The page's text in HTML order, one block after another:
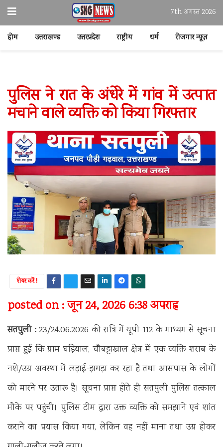
7th अगस्त 2026
होम उत्तराखण्ड उत्तरप्रदेश राष्ट्रीय धर्म रोजगार न्यूज़
पुलिस ने रात के अंधेरे में गांव में उत्पात
मचाने वाले व्यक्ति को किया गिरफ्तार
शेयर करें !
posted on : जून 24, 2026 6:38 अपराह्न
सतपुली :23/24.06.2026 की रात्रि में यूपी-112 के माध्यम से सूचना
प्राप्त हुई कि ग्राम घड़ियाल, चौबट्टाखाल क्षेत्र में एक व्यक्ति शराब के
नशे/उग्र अवस्था में लड़ाई-झगड़ा कर रहा है तथा आसपास के लोगों
को मारने पर उतारू है। सूचना प्राप्त होते ही सतपुली पुलिस तत्काल
मौके पर पहुंची। पुलिस टीम द्वारा उक्त व्यक्ति को समझाने एवं शांत
कराने का प्रयास किया गया, लेकिन वह नहीं माना तथा उग्र होकर